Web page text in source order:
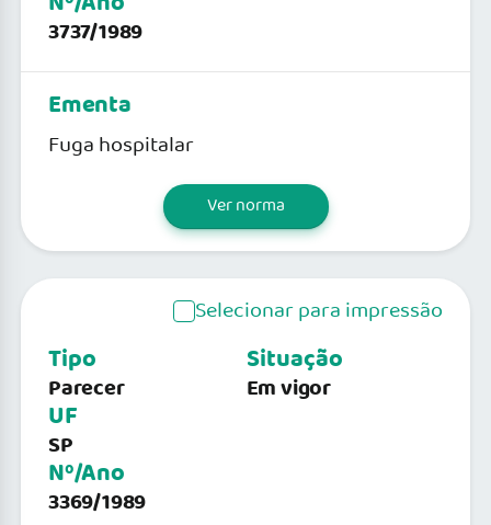
3737/1989
Ementa
Fuga hospitalar
Ver norma
Selecionar para impressão
Tipo
Parecer
UF
SP
Nº/Ano
3369/1989
Situação
Em vigor